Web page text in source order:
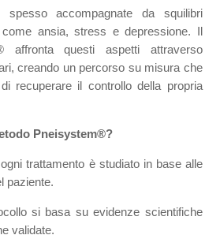
spesso accompagnate da squilibri
ansia, stress e depressione. Il
affronta questi aspetti attraverso
creando un percorso su misura che
recuperare il controllo della propria
Pneisystem®?
ogni trattamento è studiato in base alle
paziente.
si basa su evidenze scientifiche
validate.